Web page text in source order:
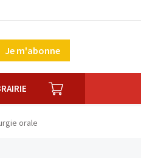
Je m'abonne
PANIER
orale